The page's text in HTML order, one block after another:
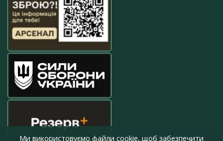
Ми використовуємо файли cookie, щоб забезпечити